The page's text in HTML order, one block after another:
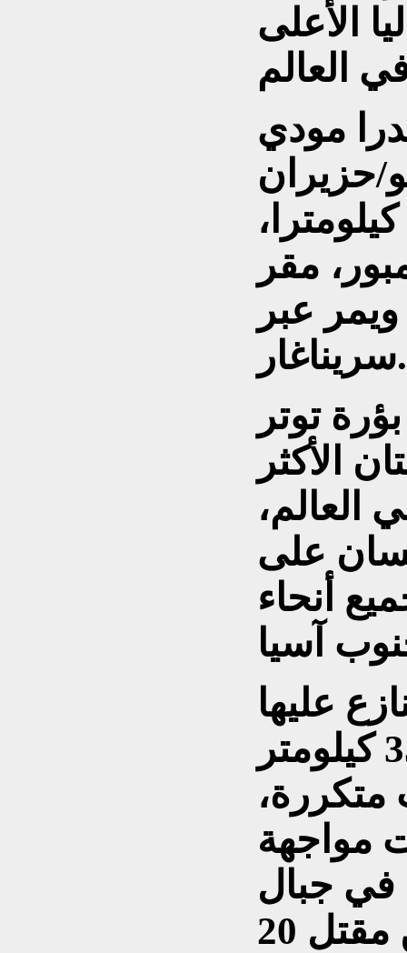
الأعلى
مودي
حزيران
2025 ويبلغ طوله 272 كيلومترا،
مقر
عبر
سريناغار.
بؤرة توتر
الأكثر
العالم،
على
أنحاء
عليها
الممتدة على مسافة 3500 كيلومتر
متكررة،
وقعت مواجهة
في جبال
الهيمالايا أسفرت عن مقتل 20